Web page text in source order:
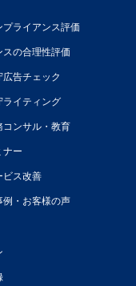
プライアンス評価
スの合理性評価
広告チェック
ライティング
コンサル・教育
ナー
ビス改善
例・お客様の声